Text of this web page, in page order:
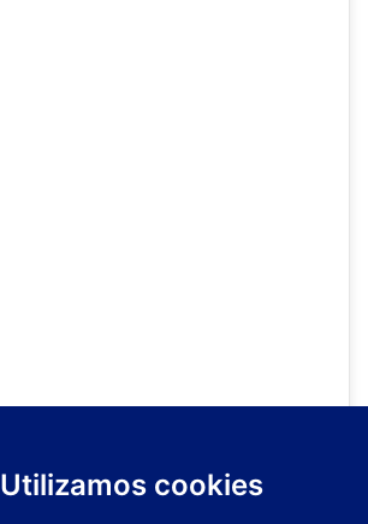
Utilizamos cookies